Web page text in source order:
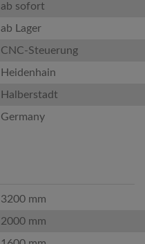
ab sofort
ab Lager
CNC-Steuerung
Heidenhain
Halberstadt
Germany
3200 mm
2000 mm